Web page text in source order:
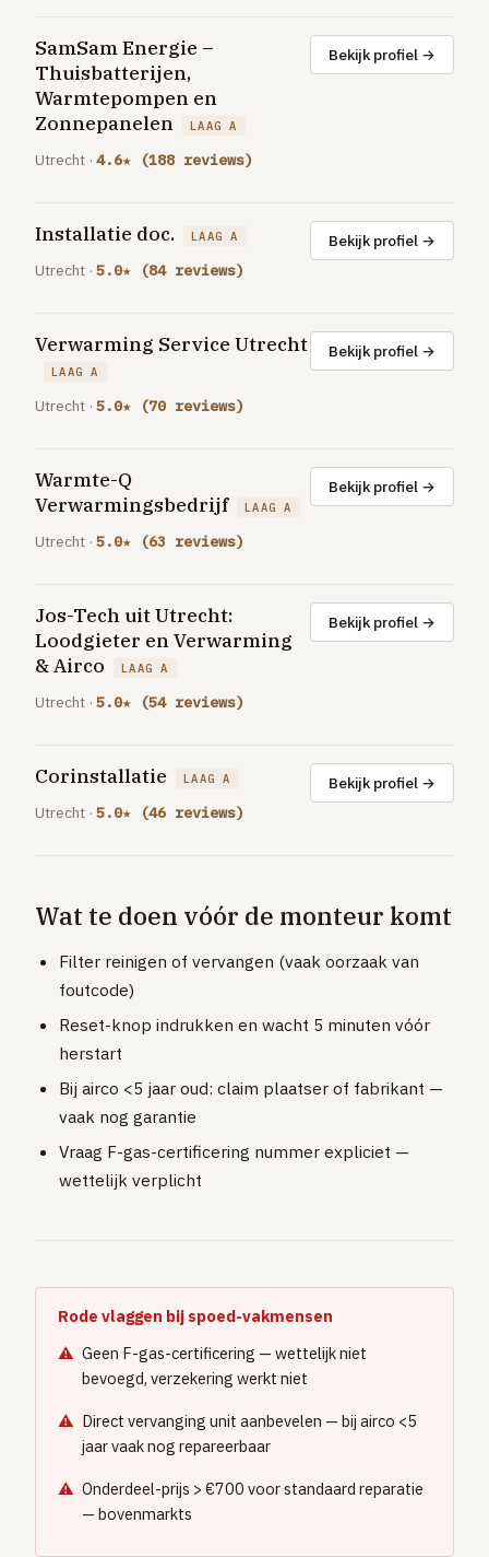
Tools
GRATIS TOOLS
Eerlijke-prijs-checker
Besparingscalculator
Meldpunt
Inloggen
SamSam Energie –
Thuisbatterijen,
Warmtepompen en
Zonnepanelen
LAAG A
Utrecht · 4.6★ (188 reviews)
Bekijk profiel →
Installatie doc. LAAG A
Utrecht · 5.0★ (84 reviews)
Bekijk profiel →
Verwarming Service Utrecht
LAAG A
Utrecht · 5.0★ (70 reviews)
Bekijk profiel →
Warmte-Q
Verwarmingsbedrijf
LAAG A
Utrecht · 5.0★ (63 reviews)
Bekijk profiel →
Jos-Tech uit Utrecht:
Loodgieter en Verwarming
& Airco
LAAG A
Utrecht · 5.0★ (54 reviews)
Bekijk profiel →
Corinstallatie LAAG A
Utrecht · 5.0★ (46 reviews)
Bekijk profiel →
Wat te doen vóór de monteur komt
Filter reinigen of vervangen (vaak oorzaak van
foutcode)
Reset-knop indrukken en wacht 5 minuten vóór
herstart
Bij airco <5 jaar oud: claim plaatser of fabrikant —
vaak nog garantie
Vraag F-gas-certificering nummer expliciet —
wettelijk verplicht
Rode vlaggen bij spoed-vakmensen
Geen F-gas-certificering — wettelijk niet
bevoegd, verzekering werkt niet
Direct vervanging unit aanbevelen — bij airco <5
jaar vaak nog repareerbaar
Onderdeel-prijs > €700 voor standaard reparatie
— bovenmarkts